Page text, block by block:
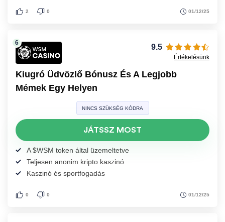
01/12/25
2 0
Kiugró Üdvözlő Bónusz És A Legjobb
Mémek Egy Helyen
01/12/25
A $WSM token által üzemeltetve
Teljesen anonim kripto kaszinó
Kaszinó és sportfogadás
9.5
Értékelésünk
NINCS SZÜKSÉG KÓDRA
JÁTSSZ MOST
0 0